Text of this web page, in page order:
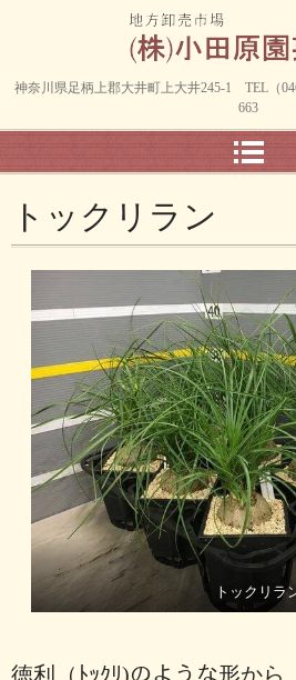
神奈川県足柄上郡大井町上大井245-1 TEL（
663
トックリラン
トックリラ
徳利（ﾄｯｸﾘ)のような形から